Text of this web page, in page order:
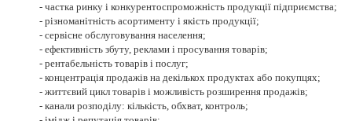
- частка ринку і конкурентоспроможність продукції підприємства;
- різноманітність асортименту і якість продукції;
- сервісне обслуговування населення;
- ефективність збуту, реклами і просування товарів;
- рентабельність товарів і послуг;
- концентрація продажів на декількох продуктах або покупцях;
- життєвий цикл товарів і можливість розширення продажів;
- канали розподілу: кількість, обхват, контроль;